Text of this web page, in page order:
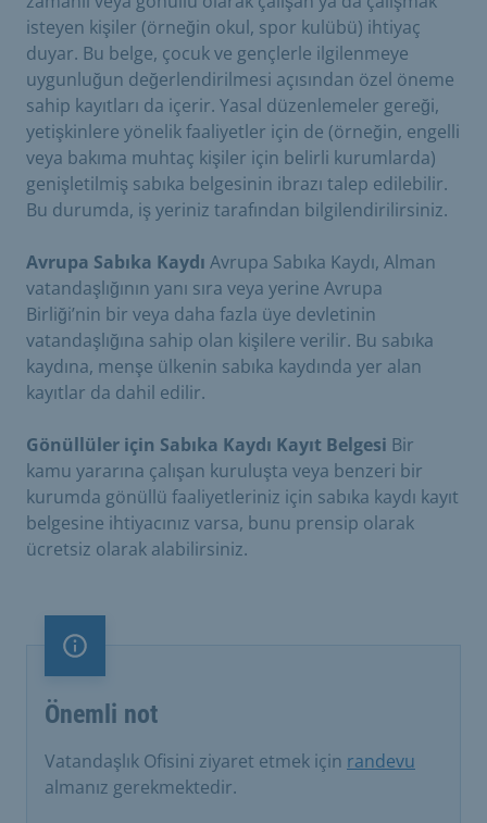
isteyen kişiler (örneğin okul, spor kulübü) ihtiyaç
duyar. Bu belge, çocuk ve gençlerle ilgilenmeye
uygunluğun değerlendirilmesi açısından özel öneme
sahip kayıtları da içerir. Yasal düzenlemeler gereği,
yetişkinlere yönelik faaliyetler için de (örneğin, engelli
veya bakıma muhtaç kişiler için belirli kurumlarda)
genişletilmiş sabıka belgesinin ibrazı talep edilebilir.
Bu durumda, iş yeriniz tarafından bilgilendirilirsiniz.
Avrupa Sabıka Kaydı Avrupa Sabıka Kaydı, Alman
vatandaşlığının yanı sıra veya yerine Avrupa
Birliği’nin bir veya daha fazla üye devletinin
vatandaşlığına sahip olan kişilere verilir. Bu sabıka
kaydına, menşe ülkenin sabıka kaydında yer alan
kayıtlar da dahil edilir.
Gönüllüler için Sabıka Kaydı Kayıt Belgesi Bir
kamu yararına çalışan kuruluşta veya benzeri bir
kurumda gönüllü faaliyetleriniz için sabıka kaydı kayıt
belgesine ihtiyacınız varsa, bunu prensip olarak
ücretsiz olarak alabilirsiniz.
Önemli not
Önemli not
Vatandaşlık Ofisini ziyaret etmek için randevu
almanız gerekmektedir.